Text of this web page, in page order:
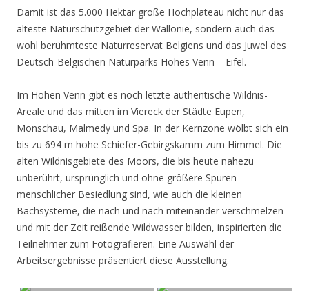
Damit ist das 5.000 Hektar große Hochplateau nicht nur das
älteste Naturschutzgebiet der Wallonie, sondern auch das
wohl berühmteste Naturreservat Belgiens und das Juwel des
Deutsch-Belgischen Naturparks Hohes Venn – Eifel.
Im Hohen Venn gibt es noch letzte authentische Wildnis-
Areale und das mitten im Viereck der Städte Eupen,
Monschau, Malmedy und Spa. In der Kernzone wölbt sich ein
bis zu 694 m hohe Schiefer-Gebirgskamm zum Himmel. Die
alten Wildnisgebiete des Moors, die bis heute nahezu
unberührt, ursprünglich und ohne größere Spuren
menschlicher Besiedlung sind, wie auch die kleinen
Bachsysteme, die nach und nach miteinander verschmelzen
und mit der Zeit reißende Wildwasser bilden, inspirierten die
Teilnehmer zum Fotografieren. Eine Auswahl der
Arbeitsergebnisse präsentiert diese Ausstellung.